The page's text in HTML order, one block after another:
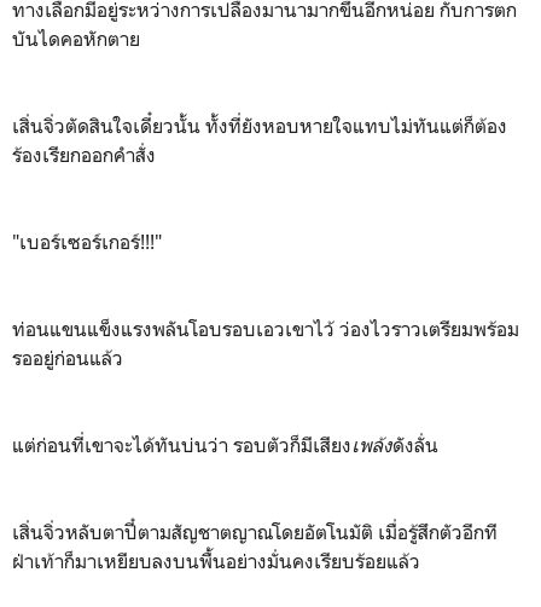
ทางเลือกมีอยู่ระหว่างการเปลืองมานามากขึ้นอีกหน่อย กับการตก
บันไดคอหักตาย
เสิ่นจิ่วตัดสินใจเดี๋ยวนั้น ทั้งที่ยังหอบหายใจแทบไม่ทันแต่ก็ต้อง
ร้องเรียกออกคำสั่ง
"เบอร์เซอร์เกอร์!!!"
ท่อนแขนแข็งแรงพลันโอบรอบเอวเขาไว้ ว่องไวราวเตรียมพร้อม
รออยู่ก่อนแล้ว
แต่ก่อนที่เขาจะได้ทันบ่นว่า รอบตัวก็มีเสียงเพล้งดังลั่น
เสิ่นจิ่วหลับตาปี๋ตามสัญชาตญาณโดยอัตโนมัติ เมื่อรู้สึกตัวอีกที
ฝ่าเท้าก็มาเหยียบลงบนพื้นอย่างมั่นคงเรียบร้อยแล้ว